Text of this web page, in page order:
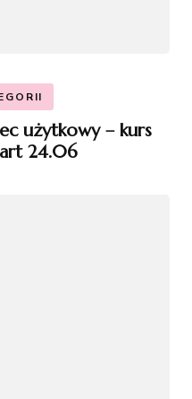
użytkowy – kurs
24.06